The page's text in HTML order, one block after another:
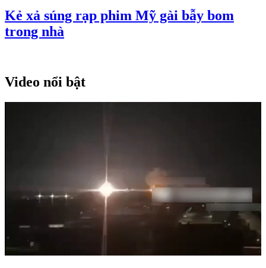
Kẻ xả súng rạp phim Mỹ gài bẫy bom
trong nhà
Video nổi bật